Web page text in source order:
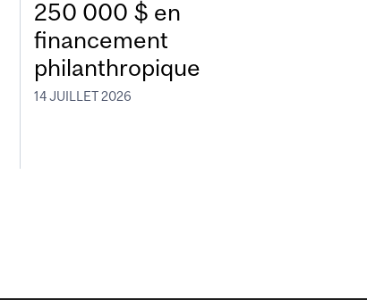
250 000 $ en
financement
philanthropique
14 JUILLET 2026